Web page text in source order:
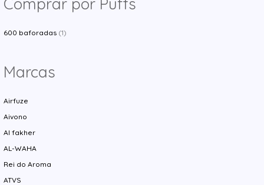
600 baforadas (1)
Marcas
Airfuze
Aivono
Al fakher
AL-WAHA
Rei do Aroma
ATVS